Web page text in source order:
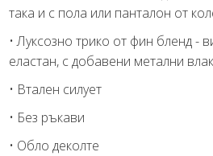
така и с пола или панталон от
• Луксозно трико от фин бленд -
еластан, с добавени метални
• Втален силует
• Без ръкави
• Обло деколте